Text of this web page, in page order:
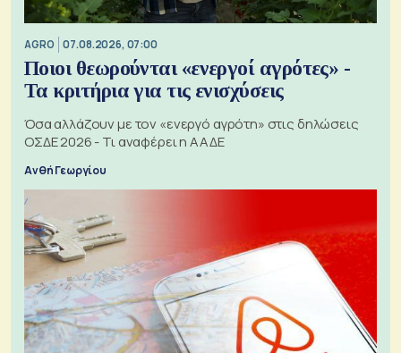
AGRO 07.08.2026, 07:00
Ποιοι θεωρούνται «ενεργοί αγρότες» -
Τα κριτήρια για τις ενισχύσεις
Όσα αλλάζουν με τον «ενεργό αγρότη» στις δηλώσεις
ΟΣΔΕ 2026 - Τι αναφέρει η ΑΑΔΕ
Ανθή Γεωργίου